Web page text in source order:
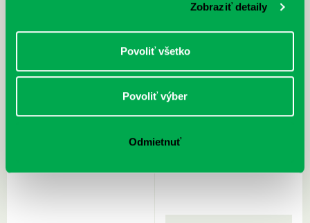
Zobraziť detaily
Povoliť všetko
Povoliť výber
Odmietnuť
Sprievodca po hviezdnej oblohe
kompletný sprievodca